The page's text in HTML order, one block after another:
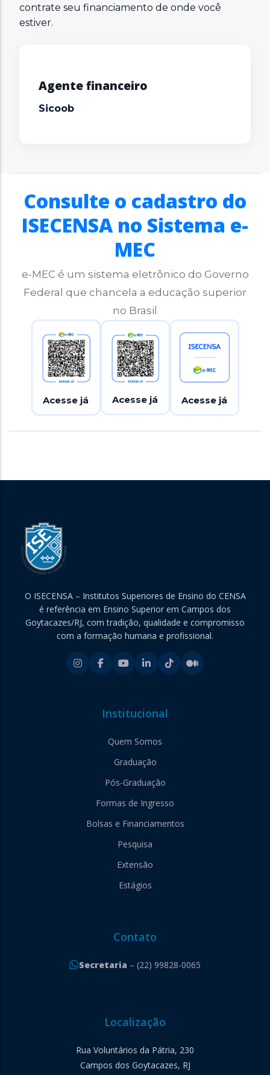
contrate seu financiamento de onde você
estiver.
Agente financeiro
Sicoob
Consulte o cadastro do
ISECENSA no Sistema e-
MEC
e-MEC é um sistema eletrônico do Governo
Federal que chancela a educação superior
no Brasil
Acesse já Acesse já Acesse já
O ISECENSA – Institutos Superiores de Ensino do CENSA
é referência em Ensino Superior em Campos dos
Goytacazes/RJ, com tradição, qualidade e compromisso
com a formação humana e profissional.
Institucional
Quem Somos
Graduação
Pós-Graduação
Formas de Ingresso
Bolsas e Financiamentos
Pesquisa
Extensão
Estágios
Contato
Secretaria – (22) 99828-0065
Localização
Rua Voluntários da Pátria, 230
Campos dos Goytacazes, RJ